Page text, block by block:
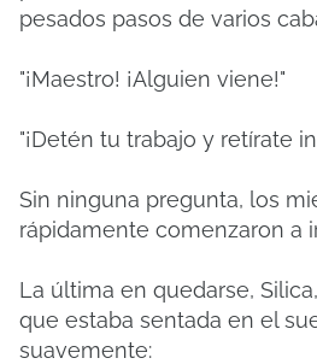
pesados ​​pasos de varios
"¡Maestro! ¡Alguien viene!"
"¡Detén tu trabajo y retírate
Sin ninguna pregunta, los
rápidamente comenzaron a
La última en quedarse,
que estaba sentada en el
suavemente: